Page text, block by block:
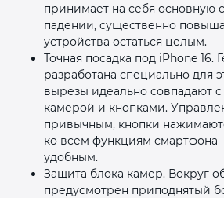
принимает на себя основную
падении, существенно
устройства остаться целым.
Точная посадка под iPhone 16.
разработана специально для
вырезы идеально совпадают
камерой и кнопками.
привычным, кнопки
ко всем функциям
удобным.
Защита блока камер. Вокруг
предусмотрен приподнятый